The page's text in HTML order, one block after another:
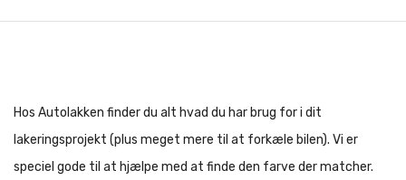
Hos Autolakken finder du alt hvad du har brug for i dit
lakeringsprojekt (plus meget mere til at forkæle bilen). Vi er
speciel gode til at hjælpe med at finde den farve der matcher.